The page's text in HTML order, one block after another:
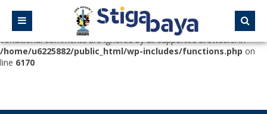
Deprecated
: Function WP_Dependencies->add_data() was called
with an argument that is
deprecated
since version 6.9.0! IE
conditional comments are ignored by all supported browsers. in
/home/u6225882/public_html/wp-includes/functions.php on
line 6170